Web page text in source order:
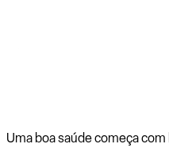
Uma boa saúde começa com